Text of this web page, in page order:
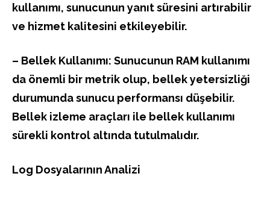
kullanımı, sunucunun yanıt süresini artırabilir
ve hizmet kalitesini etkileyebilir.
– Bellek Kullanımı: Sunucunun RAM kullanımı
da önemli bir metrik olup, bellek yetersizliği
durumunda sunucu performansı düşebilir.
Bellek izleme araçları ile bellek kullanımı
sürekli kontrol altında tutulmalıdır.
Log Dosyalarının Analizi